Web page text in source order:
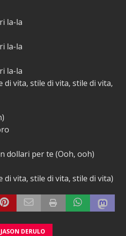
la-la
la-la
la-la
di vita, stile di vita, stile di vita,
dollari per te (Ooh, ooh)
di vita, stile di vita, stile di vita)
JASON DERULO